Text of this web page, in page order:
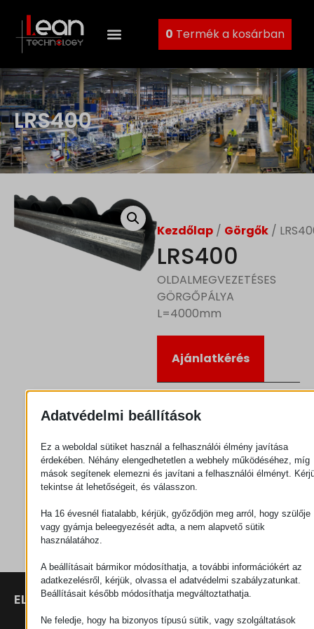
0 Termék a kosárban
LRS400
Kezdőlap / Görgők /
LRS400
OLDALMEGVEZETÉSES
GÖRGŐPÁLYA
L=4000mm
Ajánlatkérés
Kategória
ELÉRHETŐSÉGEK
SZÉKHELY
TERMÉKEK SZÉCHENYI
2020
Adatvédelmi beállítások
Ez a weboldal sütiket használ a felhasználói élmény javítása
érdekében. Néhány elengedhetetlen a webhely működéséhez, míg
mások segítenek elemezni és javítani a felhasználói élményt.
tekintse át lehetőségeit, és válasszon.
Ha 16 évesnél fiatalabb, kérjük, győződjön meg arról, hogy szülője
vagy gyámja beleegyezését adta, a nem alapvető sütik
használatához.
A beállításait bármikor módosíthatja, a további információkért az
adatkezelésről, kérjük, olvassa el adatvédelmi szabályzatunkat.
Beállításait később módosíthatja megváltoztathatja.
Ne feledje, hogy ha bizonyos típusú sütik, vagy szolgáltatások